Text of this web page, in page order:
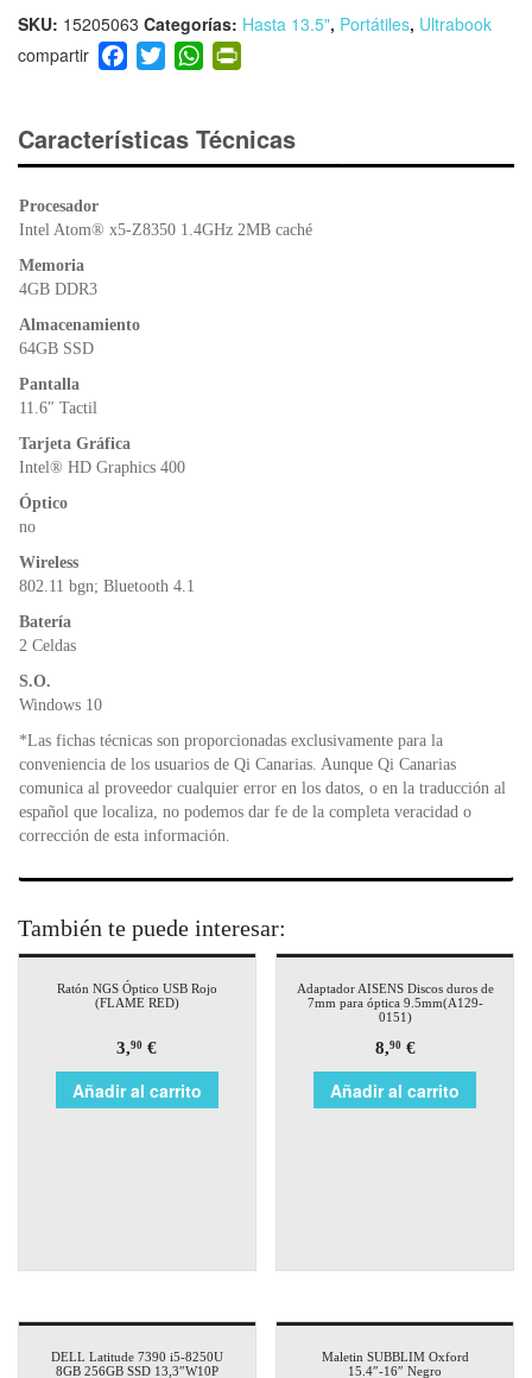
SKU: 15205063 Categorías: Hasta 13.5", Portátiles, Ultrabook
F
a
e
b
o
T
wi
er
W
h
s
A
p
ri
e
dl
Características Técnicas
Procesador
Intel Atom® x5-Z8350 1.4GHz 2MB caché
Memoria
4GB DDR3
Almacenamiento
64GB SSD
Pantalla
11.6″ Tactil
Tarjeta Gráfica
Intel® HD Graphics 400
Óptico
no
Wireless
802.11 bgn; Bluetooth 4.1
Batería
2 Celdas
S.O.
Windows 10
*Las fichas técnicas son proporcionadas exclusivamente para la
conveniencia de los usuarios de Qi Canarias. Aunque Qi Canarias
comunica al proveedor cualquier error en los datos, o en la traducción al
español que localiza, no podemos dar fe de la completa veracidad o
corrección de esta información.
También te puede interesar:
Ratón NGS Óptico USB Rojo
(FLAME RED)
3,90 €
Añadir al carrito
Adaptador AISENS Discos duros de
7mm para óptica 9.5mm(A129-
0151)
8,90€
Añadir al carrito
DELL Latitude 7390 i5-8250U
8GB 256GB SSD 13,3″W10P
Maletin SUBBLIM Oxford
15.4″-16″ Negro